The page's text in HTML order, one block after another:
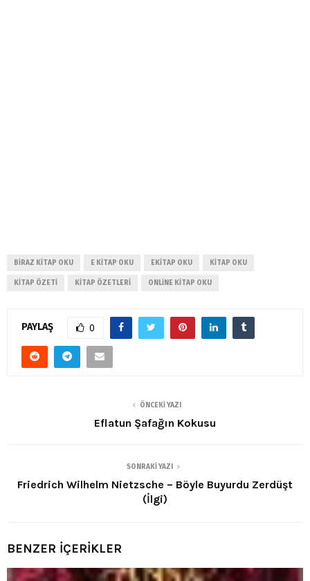
BIRAZ KITAP OKU E KITAP OKU EKITAP OKU KITAP OKU
KITAP ÖZETI KITAP ÖZETLERI ONLINE KITAP OKU
PAYLAŞ 0
ÖNCEKI YAZI
Eflatun Şafağın Kokusu
SONRAKI YAZI
Friedrich Wilhelm Nietzsche – Böyle Buyurdu Zerdüşt
(İlgi)
BENZER İÇERİKLER